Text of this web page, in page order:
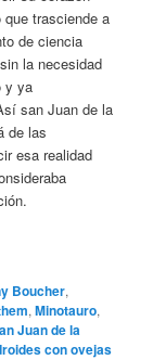
trasciende a
de ciencia
la necesidad
y ya
san Juan de la
de las
esa realidad
Boucher,
,Minotauro,
Juan de la
con ovejas